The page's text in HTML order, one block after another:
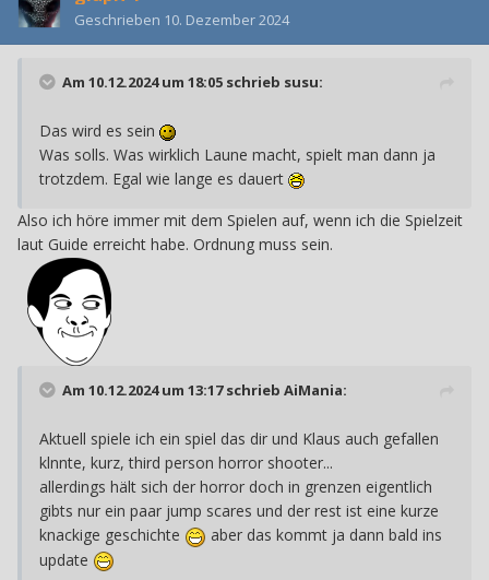
Geschrieben 10. Dezember 2024
Am 10.12.2024 um 18:05 schrieb susu:
Das wird es sein
Was solls. Was wirklich Laune macht, spielt man dann ja
trotzdem. Egal wie lange es dauert
Also ich höre immer mit dem Spielen auf, wenn ich die Spielzeit
laut Guide erreicht habe. Ordnung muss sein.
Am 10.12.2024 um 13:17 schrieb AiMania:
Aktuell spiele ich ein spiel das dir und Klaus auch gefallen
klnnte, kurz, third person horror shooter...
allerdings hält sich der horror doch in grenzen eigentlich
gibts nur ein paar jump scares und der rest ist eine kurze
knackige geschichte
aber das kommt ja dann bald ins
update